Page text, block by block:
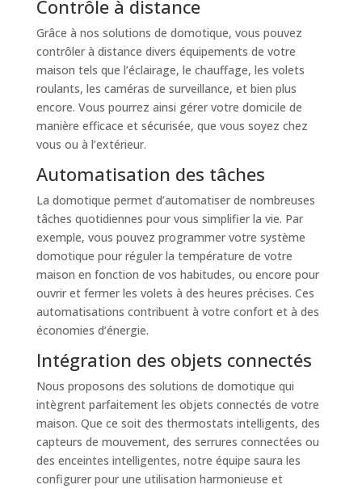
Contrôle à distance
Grâce à nos solutions de domotique, vous pouvez
contrôler à distance divers équipements de votre
maison tels que l’éclairage, le chauffage, les volets
roulants, les caméras de surveillance, et bien plus
encore. Vous pourrez ainsi gérer votre domicile de
manière efficace et sécurisée, que vous soyez chez
vous ou à l’extérieur.
Automatisation des tâches
La domotique permet d’automatiser de nombreuses
tâches quotidiennes pour vous simplifier la vie. Par
exemple, vous pouvez programmer votre système
domotique pour réguler la température de votre
maison en fonction de vos habitudes, ou encore pour
ouvrir et fermer les volets à des heures précises. Ces
automatisations contribuent à votre confort et à des
économies d’énergie.
Intégration des objets connectés
Nous proposons des solutions de domotique qui
intègrent parfaitement les objets connectés de votre
maison. Que ce soit des thermostats intelligents, des
capteurs de mouvement, des serrures connectées ou
des enceintes intelligentes, notre équipe saura les
configurer pour une utilisation harmonieuse et